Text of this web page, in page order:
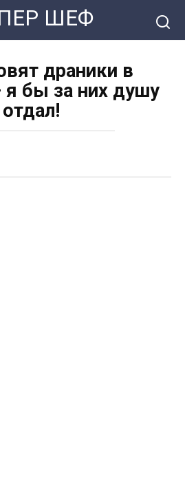
ШЕФ
драники в
я бы за них душу
отдал!